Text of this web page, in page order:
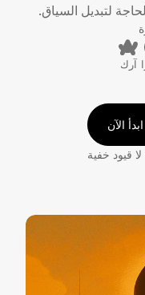
لتبديل السياق.
آرك
الآن
قيود خفية